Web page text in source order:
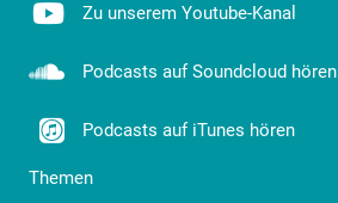
Zu unserem Youtube-Kanal
Podcasts auf Soundcloud hören
Podcasts auf iTunes hören
Themen